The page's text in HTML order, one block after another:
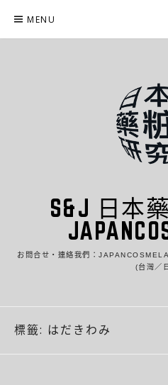
content
MENU
S&J 日本
お問合せ・連絡我們：
(台灣／
標籤: はだきわみ